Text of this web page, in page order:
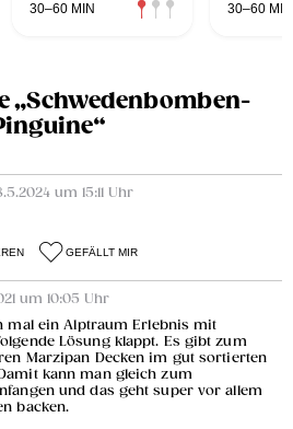
30–60 MIN 30–60 MIN
„Schwedenbomben-
um 15:11 Uhr
GEFÄLLT MIR
um 10:05 Uhr
mal ein Alptraum Erlebnis mit
Lösung klappt. Es gibt zum
Marzipan Decken im gut sortierten
kann man gleich zum
und das geht super vor allem
backen.